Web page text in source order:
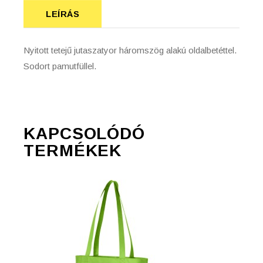
LEÍRÁS
Nyitott tetejű jutaszatyor háromszög alakú oldalbetéttel.
Sodort pamutfüllel.
KAPCSOLÓDÓ
TERMÉKEK